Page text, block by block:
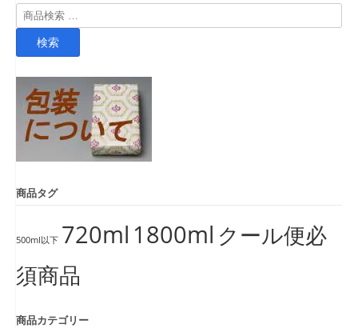
検
索
検索
商品タグ
500ml以下 720ml 1800ml クール便必
須商品
商品カテゴリー